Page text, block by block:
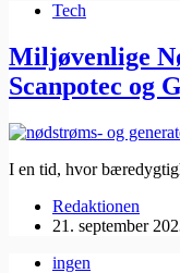
Tech
Miljøvenlige
Scanpotec og
I en tid, hvor
Redaktionen
21. september
ingen